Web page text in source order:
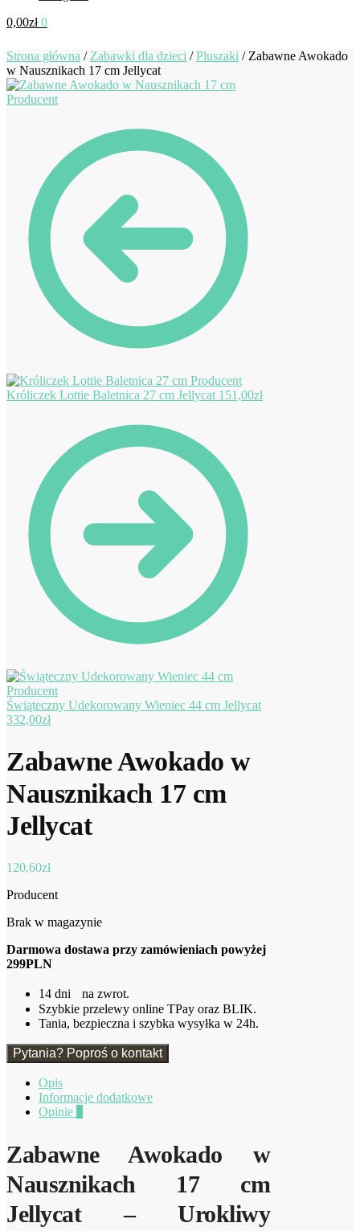
0,00zł 0
Strona główna / Zabawki dla dzieci /Pluszaki / Zabawne Awokado
w Nausznikach 17 cm Jellycat
Króliczek Lottie Baletnica 27 cm Jellycat 151,00zł
Świąteczny Udekorowany Wieniec 44 cm Jellycat
332,00zł
Zabawne Awokado w
Nausznikach 17 cm
Jellycat
120,60zł
Producent
Brak w magazynie
Darmowa dostawa przy zamówieniach powyżej
299PLN
14 dni na zwrot.
Szybkie przelewy online TPay oraz BLIK.
Tania, bezpieczna i szybka wysyłka w 24h.
Pytania? Poproś o kontakt
Opis
Informacje dodatkowe
Opinie
Zabawne Awokado w
Nausznikach 17 cm
Jellycat – Urokliwy